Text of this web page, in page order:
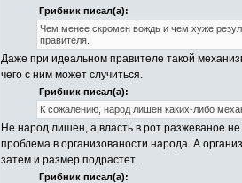
Грибник писал(а):
Чем менее скромен вождь и чем хуже
правителя.
Даже при идеальном правителе такой
чего с ним может случиться.
Грибник писал(а):
К сожалению, народ лишен каких-либо
Не народ лишен, а власть в рот разжеваное
проблема в организованости народа. А
затем и размер подрастет.
Грибник писал(а):